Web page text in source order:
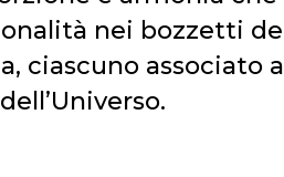
nei bozzetti
ciascuno associato a